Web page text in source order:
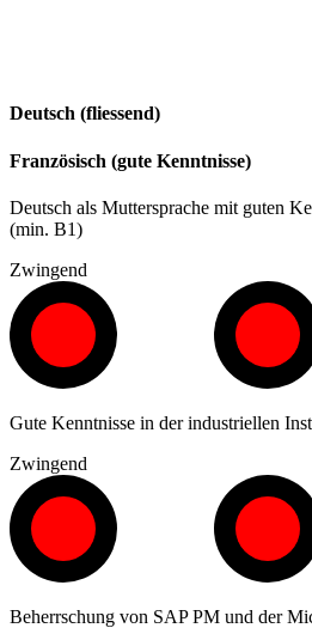
Deutsch (fliessend)
Französisch (gute Kenntnisse)
Deutsch als Muttersprache mit guten
(min. B1)
Zwingend
Gute Kenntnisse in der industriellen
Zwingend
Beherrschung von SAP PM und der